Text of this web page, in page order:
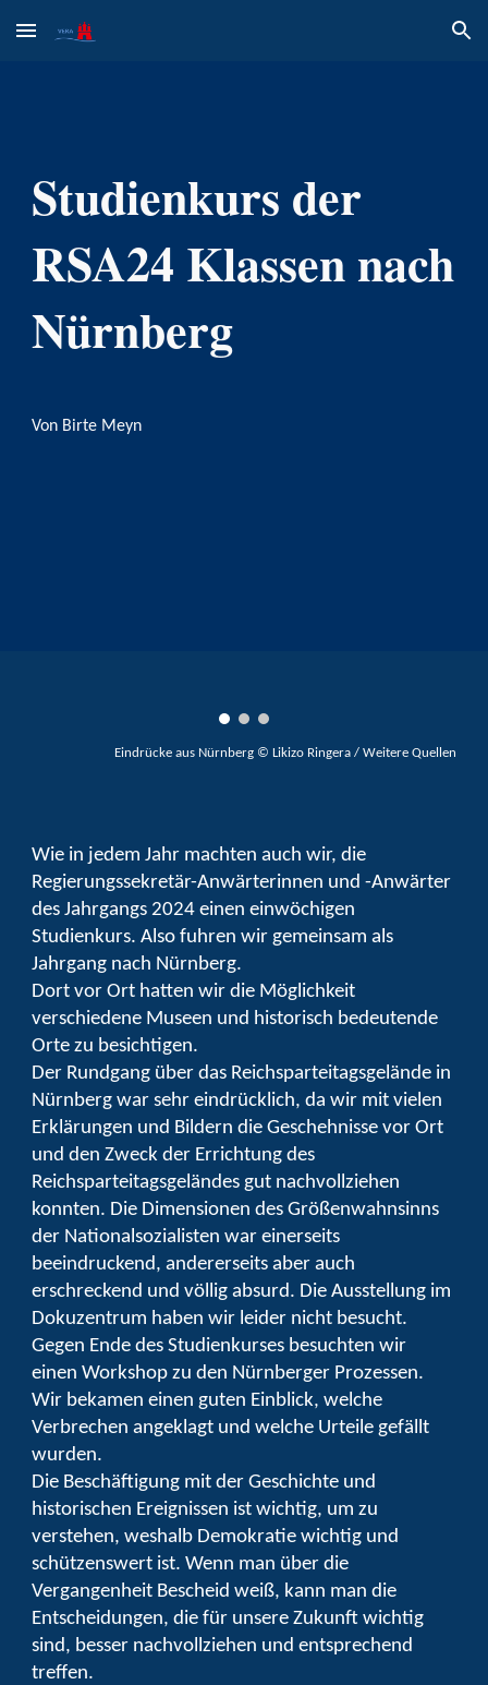
Skip to main content Skip to navigation
Studienkurs der
RSA24 Klassen nach
Nürnberg
Von Birte Meyn
Eindrücke aus Nürnberg © Likizo Ringera / Weitere Quellen
Wie in jedem Jahr machten auch wir, die
Regierungssekretär-Anwärterinnen und -Anwärter
des Jahrgangs 2024 einen einwöchigen
Studienkurs. Also fuhren wir gemeinsam als
Jahrgang nach Nürnberg.
Dort vor Ort hatten wir die Möglichkeit
verschiedene Museen und historisch bedeutende
Orte zu besichtigen.
Der Rundgang über das Reichsparteitagsgelände in
Nürnberg war sehr eindrücklich, da wir mit vielen
Erklärungen und Bildern die Geschehnisse vor Ort
und den Zweck der Errichtung des
Reichsparteitagsgeländes gut nachvollziehen
konnten. Die Dimensionen des Größenwahnsinns
der Nationalsozialisten war einerseits
beeindruckend, andererseits aber auch
erschreckend und völlig absurd. Die Ausstellung im
Dokuzentrum haben wir leider nicht besucht.
Gegen Ende des Studienkurses besuchten wir
einen Workshop zu den Nürnberger Prozessen.
Wir bekamen einen guten Einblick, welche
Verbrechen angeklagt und welche Urteile gefällt
wurden.
Die Beschäftigung mit der Geschichte und
historischen Ereignissen ist wichtig, um zu
verstehen, weshalb Demokratie wichtig und
schützenswert ist. Wenn man über die
Vergangenheit Bescheid weiß, kann man die
Entscheidungen, die für unsere Zukunft wichtig
sind, besser nachvollziehen und entsprechend
treffen.